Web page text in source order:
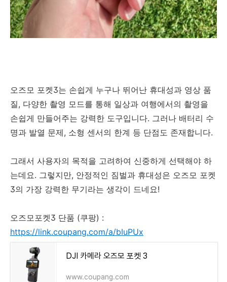
오즈모 포켓3는 손쉽게 누구나 뛰어난 휴대성과 영상 품
질, 다양한 촬영 모드를 통해 일상과 여행에서의 촬영을
손쉽게 만들어주는 강력한 도구입니다. 그러나 배터리 수
명과 발열 문제, 소형 센서의 한계 등 단점도 존재합니다.
그래서 사용자의 목적을 고려하여 신중하게 선택해야 하
는데요. 그렇지만, 안정적인 짐벌과 휴대성은 오즈모 포켓
3의 가장 강력한 무기라는 생각이 드네요!
오즈모포켓3 단품 (쿠팡) :
https://link.coupang.com/a/bIuPUx
DJI 카메라 오즈모 포켓 3
www.coupang.com